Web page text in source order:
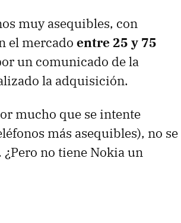
muy asequibles, con
el mercado entre 25 y 75
un comunicado de la
la adquisición.
mucho que se intente
más asequibles), no se
no tiene Nokia un